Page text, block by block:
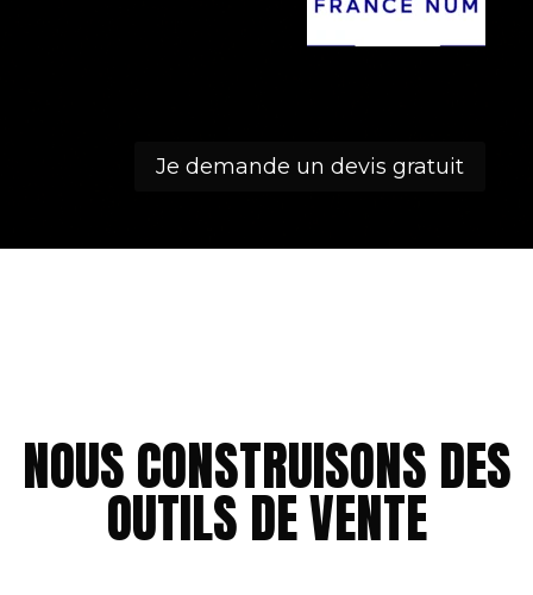
Je demande un devis gratuit
NOUS CONSTRUISONS DES
OUTILS DE VENTE